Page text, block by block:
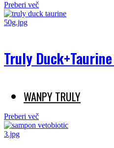
Preberi več
Truly
WANPY TRULY
Preberi več